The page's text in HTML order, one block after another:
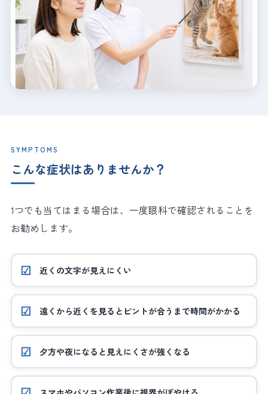
SYMPTOMS
こんな症状はありませんか？
1つでも当てはまる場合は、一度眼科で確認されることを
お勧めします。
近くの文字が見えにくい
遠くから近くを見るとピントが合うまで時間がかかる
夕方や夜になると見えにくさが強くなる